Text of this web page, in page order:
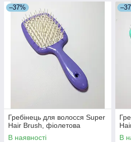
–37%
Гребінець для волосся Super
Hair Brush, фіолетова
В наявності
В